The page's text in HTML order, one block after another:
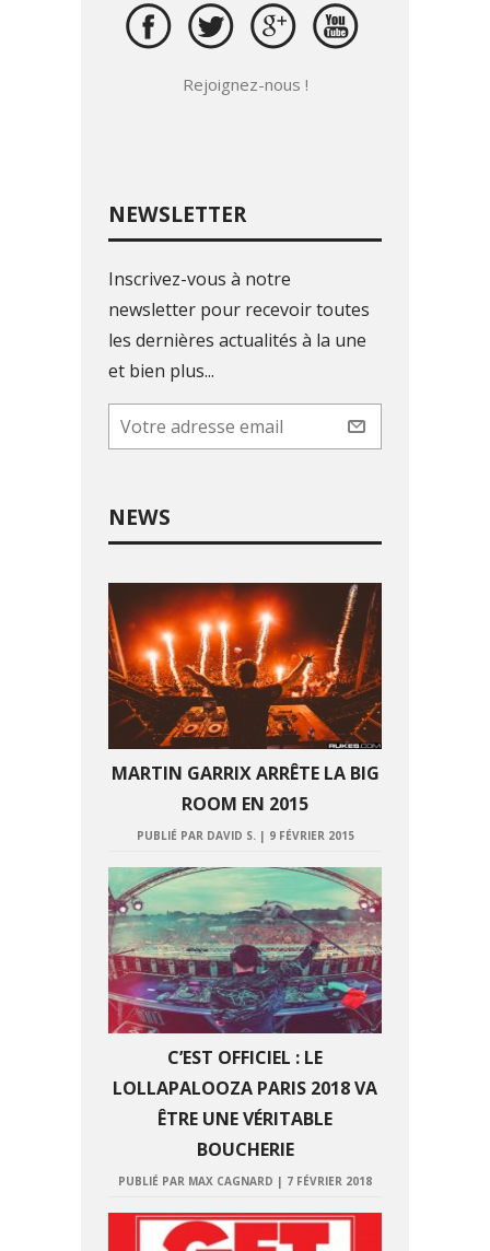
Rejoignez-nous !
NEWSLETTER
Inscrivez-vous à notre
newsletter pour recevoir toutes
les dernières actualités à la une
et bien plus...
NEWS
MARTIN GARRIX ARRÊTE LA BIG
ROOM EN 2015
PUBLIÉ PAR DAVID S. | 9 FÉVRIER 2015
C’EST OFFICIEL : LE
LOLLAPALOOZA PARIS 2018 VA
ÊTRE UNE VÉRITABLE
BOUCHERIE
PUBLIÉ PAR MAX CAGNARD | 7 FÉVRIER 2018